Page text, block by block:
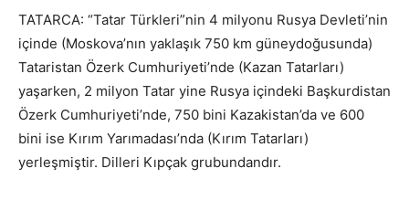
TATARCA: “Tatar Türkleri”nin 4 milyonu Rusya Devleti’nin
içinde (Moskova’nın yaklaşık 750 km güneydoğusunda)
Tataristan Özerk Cumhuriyeti’nde (Kazan Tatarları)
yaşarken, 2 milyon Tatar yine Rusya içindeki Başkurdistan
Özerk Cumhuriyeti’nde, 750 bini Kazakistan’da ve 600
bini ise Kırım Yarımadası’nda (Kırım Tatarları)
yerleşmiştir. Dilleri Kıpçak grubundandır.